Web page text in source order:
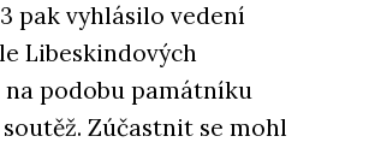
pak vyhlásilo vedení
Libeskindových
na podobu památníku
Zúčastnit se mohl